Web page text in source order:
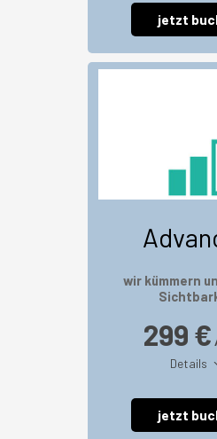
jetzt
wir kümmern
299 €
Details
jetzt